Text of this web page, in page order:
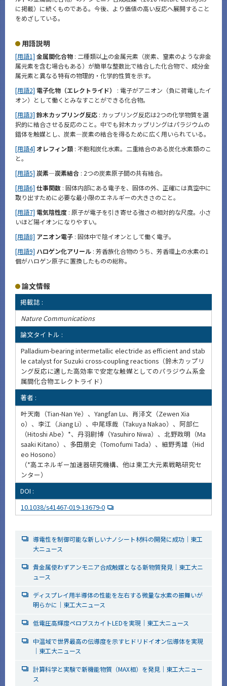
に掲載）に続くものである。今後、より価値の高い反応へ展開すること
をめざしている。
用語説明
[用語1] 金属間化合物 : 二種類以上の金属元素（炭素、窒素のような非金
属元素を含む場合もある）が簡単な整数比で結合した化合物で、成分金
属元素と異なる特有の物理的・化学的性質を示す。
[用語2] 電子化物（エレクトライド）
: 電子がアニオン（負に荷電したイ
オン）として働くとみなすことができる化合物。
[用語3] 鈴木カップリング反応 : カップリング反応は2つの化学物質を選
択的に結合させる反応のこと。中でも鈴木カップリングはパラジウムの
錯体を触媒とし、炭素―炭素の結合を得るために広く用いられている。
[用語4] オレフィン類 : 不飽和炭化水素。二重結合のある炭化水素類のこ
と。
[用語5] 炭素―炭素結合 : 2つの炭素原子間の共有結合。
[用語6] 仕事関数 : 固体内部にある電子を、固体の外、正確には真空中に
取り出すために必要な最小限のエネルギーの大きさのこと。
[用語7] 電気陰性度 : 原子が電子を引き寄せる強さの相対的な尺度。小さ
いほど陽イオンになりやすい。
[用語8] アニオン電子 : 固体中で陰イオンとして働く電子。
[用語9] ハロゲン化アリール : 芳香族化合物のうち、芳香環上の水素の1
個がハロゲン原子に置換したものの総称。
論文情報
掲載誌 :
Nature Communications
論文タイトル :
Palladium-bearing intermetallic electride as efficient and stab
le catalyst for Suzuki cross-coupling reactions（鈴木カップリ
ング反応に適した高効率で安定な触媒としてのパラジウム系金
属間化合物エレクトライド）
著者 :
叶天南（Tian-Nan Ye）、Yangfan Lu、肖泽文（Zewen Xia
o）、李江（Jiang Li）、中尾琢哉（Takuya Nakao）、阿部仁
（Hitoshi Abe）*、丹羽尉博（Yasuhiro Niwa）、北野政明（Ma
saaki Kitano）、多田朋史（Tomofumi Tada）、細野秀雄（Hid
eo Hosono）
（*高エネルギー加速器研究機構、他は東工大元素戦略研究セ
ンター）
DOI :
10.1038/s41467-019-13679-0
導電性を制御可能な新しいナノシート材料の開発に成功│東工
大ニュース
貴金属使わずアンモニア合成触媒となる新物質発見│東工大ニ
ュース
ディスプレイ用半導体の性能を左右する微量な水素の振舞いが
明らかに│東工大ニュース
低電圧高輝度ペロブスカイトLEDを実現│東工大ニュース
中温域で世界最高の伝導度を示すヒドリドイオン伝導体を実現
│東工大ニュース
計算科学と実験で新機能物質（MAX相）を発見│東工大ニュー
ス